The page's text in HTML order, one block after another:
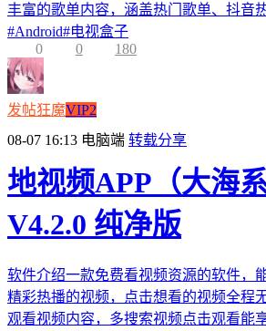
丰富的歌单内容，涵盖热门歌单、抖音
#Android#电视盒子
0
0 180
发帖狂魔VIP2
08-07 16:13 电脑端 转载分享
地视频APP（大海系
V4.2.0 纯净版
软件介绍一款免费看视频资源的软件，
精彩热播的视频，点击想看的视频全程
观看视频内容，多搜索视频点击观看能